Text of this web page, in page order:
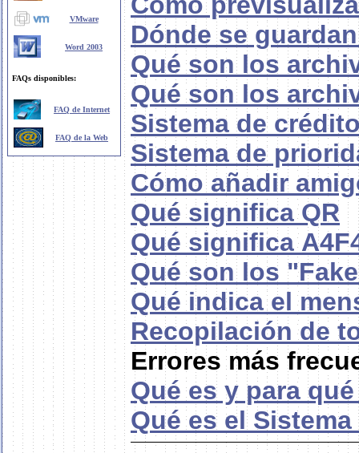
VMware
Word 2003
FAQs disponibles:
FAQ de Internet
FAQ de la Web
Dónde se
Qué son los
Qué son los
Sistema de
Sistema de
Cómo añadir
Qué significa QR
Qué significa
Qué son los
Qué indica el
Recopilación de
Errores más
Qué es y para
Qué es el